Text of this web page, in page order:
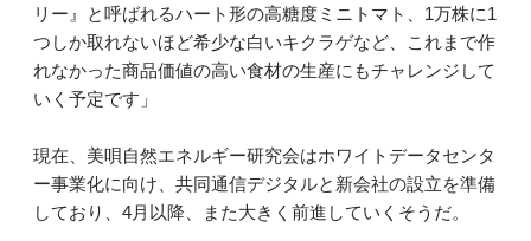
リー』と呼ばれるハート形の高糖度ミニトマト、1万株に1
つしか取れないほど希少な白いキクラゲなど、これまで作
れなかった商品価値の高い食材の生産にもチャレンジして
いく予定です」
現在、美唄自然エネルギー研究会はホワイトデータセンタ
ー事業化に向け、共同通信デジタルと新会社の設立を準備
しており、4月以降、また大きく前進していくそうだ。